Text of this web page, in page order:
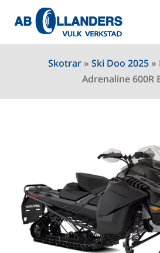
Skotrar» Ski Doo 2025»
Adrenaline 600R